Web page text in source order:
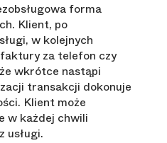
forma
Klient, po
w kolejnych
za telefon czy
wkrótce nastąpi
transakcji dokonuje
Klient może
w każdej chwili
usługi.